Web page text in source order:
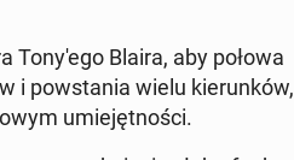
To­ny­'e­go Blaira, aby połowa
i po­wsta­nia wielu kie­run­ków,
umie­jęt­no­ści.